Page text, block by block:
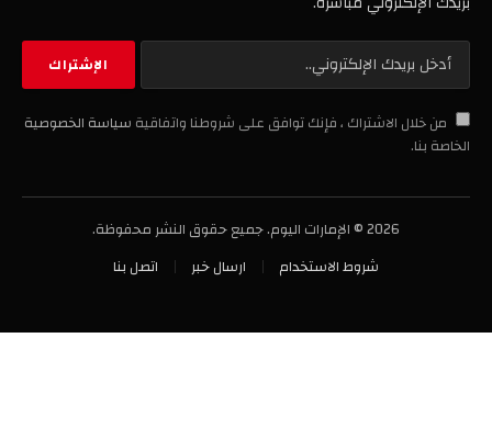
من خلال الاشتراك ، فإنك توافق على شروطنا واتفاقية سياسة الخصوصية
الخاصة بنا.
2026 © الإمارات اليوم. جميع حقوق النشر محفوظة.
شروط الاستخدام
ارسال خبر اتصل بنا